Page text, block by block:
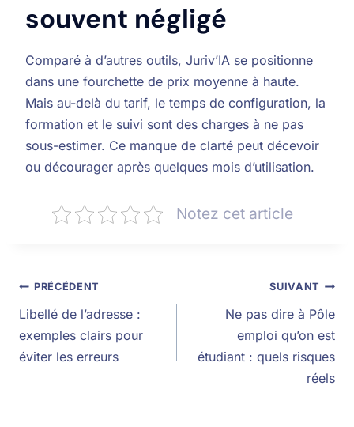
souvent négligé
Comparé à d’autres outils, Juriv’IA se positionne
dans une fourchette de prix moyenne à haute.
Mais au-delà du tarif, le temps de configuration, la
formation et le suivi sont des charges à ne pas
sous-estimer. Ce manque de clarté peut décevoir
ou décourager après quelques mois d’utilisation.
Notez cet article
PRÉCÉDENT
Libellé de l’adresse :
exemples clairs pour
éviter les erreurs
SUIVANT
Ne pas dire à Pôle
emploi qu’on est
étudiant : quels risques
réels